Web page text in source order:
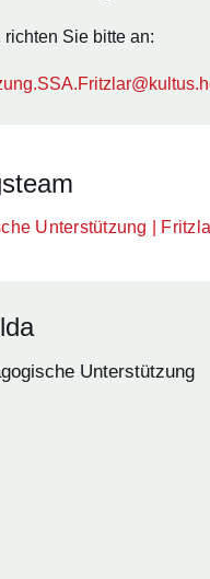
richten Sie bitte an:
Unterstützung |
Unterstützung